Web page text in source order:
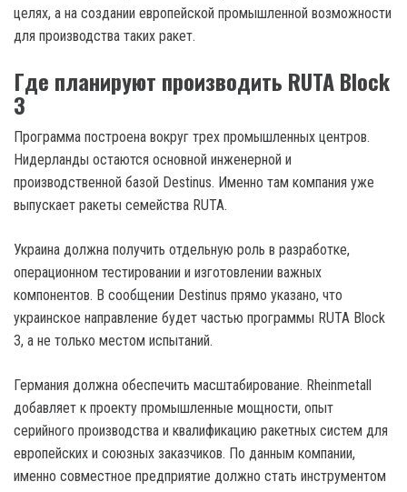
целях, а на создании европейской промышленной возможности
для производства таких ракет.
Где планируют производить RUTA Block
3
Программа построена вокруг трех промышленных центров.
Нидерланды остаются основной инженерной и
производственной базой Destinus. Именно там компания уже
выпускает ракеты семейства RUTA.
Украина должна получить отдельную роль в разработке,
операционном тестировании и изготовлении важных
компонентов. В сообщении Destinus прямо указано, что
украинское направление будет частью программы RUTA Block
3, а не только местом испытаний.
Германия должна обеспечить масштабирование. Rheinmetall
добавляет к проекту промышленные мощности, опыт
серийного производства и квалификацию ракетных систем для
европейских и союзных заказчиков. По данным компании,
именно совместное предприятие должно стать инструментом